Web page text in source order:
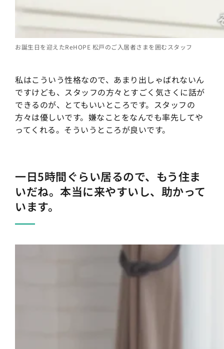
お誕生日を迎えたReHOPE 松戸のご入居者さまを囲むスタッフ
私はこういう性格なので、あまり出しゃばれないん
ですけども、スタッフの方々とすごく気さくに話が
できるのが、とてもいいところです。スタッフの
方々は優しいです。嫌なことをなんでも率先してや
ってくれる。そういうところが良いです。
一日5時間ぐらい居るので、もう住ま
いだね。本当に来やすいし、助かって
います。